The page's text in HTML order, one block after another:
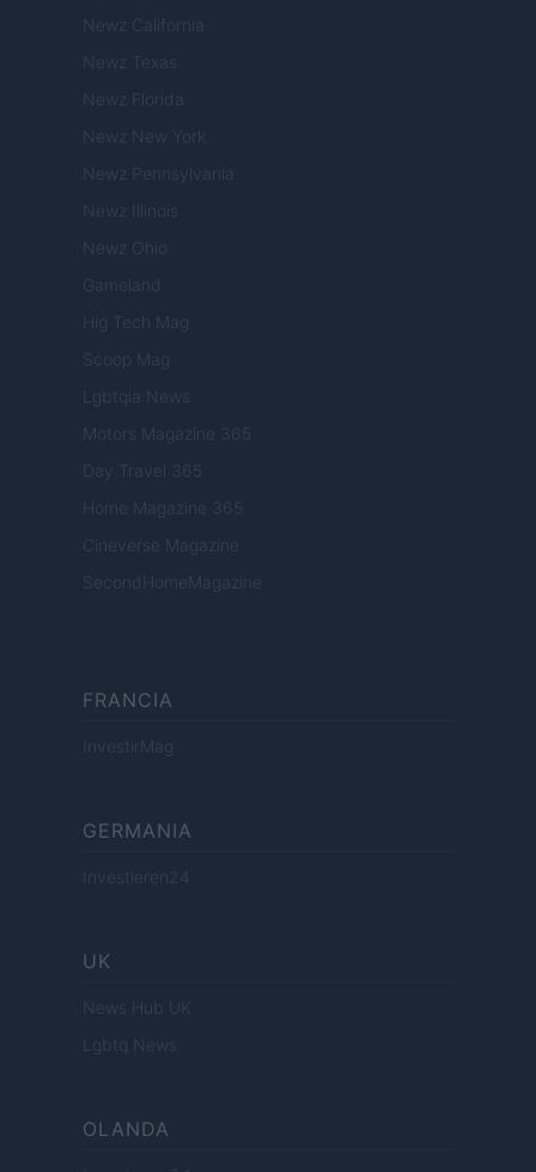
Newz California
Newz Texas
Newz Florida
Newz New York
Newz Pennsylvania
Newz Illinois
Newz Ohio
Gameland
Hig Tech Mag
Scoop Mag
Lgbtqia News
Motors Magazine 365
Day Travel 365
Home Magazine 365
Cineverse Magazine
SecondHomeMagazine
FRANCIA
InvestirMag
GERMANIA
Investieren24
UK
News Hub UK
Lgbtq News
OLANDA